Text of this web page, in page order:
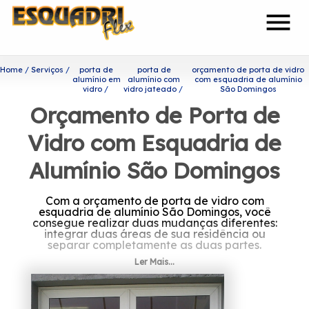
menu
Home Serviços
porta de
alumínio em
vidro
porta de
alumínio com
vidro jateado
orçamento de porta de vidro
com esquadria de alumínio
São Domingos
Orçamento de Porta de
Vidro com Esquadria de
Alumínio São Domingos
Com a orçamento de porta de vidro com
esquadria de alumínio São Domingos, você
consegue realizar duas mudanças diferentes:
integrar duas áreas de sua residência ou
separar completamente as duas partes.
Você está procurando por
orçamento de porta de vidro
Ler Mais...